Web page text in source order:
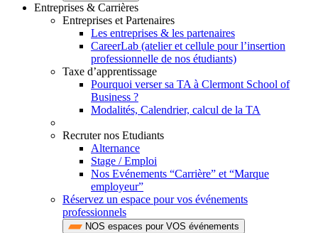
Entreprises & Carrières
Entreprises et Partenaires
Les entreprises & les partenaires
CareerLab (atelier et cellule pour l’insertion
professionnelle de nos étudiants)
Taxe d’apprentissage
Pourquoi verser sa TA à Clermont School of
Business ?
Modalités, Calendrier, calcul de la TA
Recruter nos Etudiants
Alternance
Stage / Emploi
Nos Evénements “Carrière” et “Marque
employeur”
Réservez un espace pour vos événements
professionnels
NOS espaces pour VOS événements